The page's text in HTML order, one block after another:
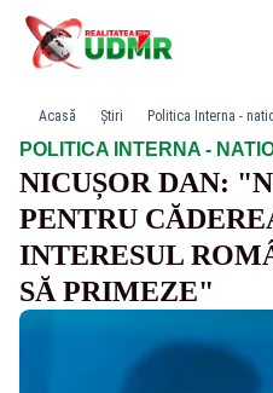
Acasă Știri Politica Interna -
POLITICA INTERNA -
NICUȘOR DAN:
PENTRU
INTERESUL
SĂ PRIMEZE"